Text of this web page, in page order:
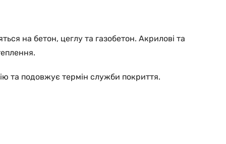
на бетон, цеглу та газобетон. Акрилові та
та подовжує термін служби покриття.